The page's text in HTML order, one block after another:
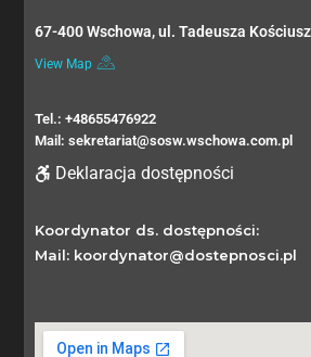
67-400 Wschowa, ul. Tadeusza
View Map
Tel.: +48655476922
Mail: sekretariat@sosw.wschowa.com.pl
Deklaracja dostępności
Koordynator ds. dostępności:
Mail: koordynator@dostepnosci.pl